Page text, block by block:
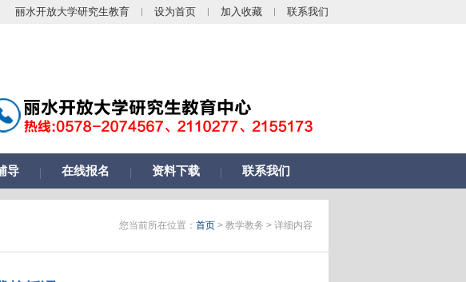
联系我们
加入收藏
设为首页
丽水开放大学研究生教育
导 在线报名 资料下载 联系我们
您当前所在位置： 首页 > 教学教务 > 详细内容